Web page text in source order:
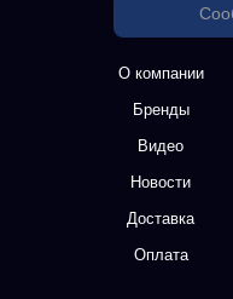
О компании
Бренды
Видео
Новости
Доставка
Оплата